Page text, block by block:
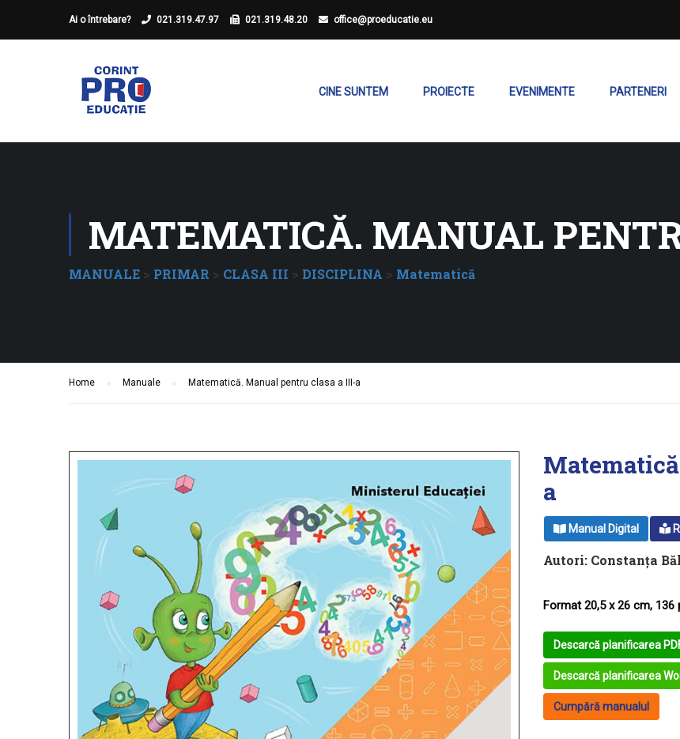
Ai o întrebare? 021.319.47.97 021.319.48.20 office@proeducatie.eu
CINE SUNTEM PROIECTE EVENIMENTE PARTENERI
MATEMATICĂ. MANUAL
MANUALE > PRIMAR > CLASA III > DISCIPLINA > Matematică
Home Manuale Matematică. Manual pentru clasa a III-a
a
Manual Digital
Autori: Constanţa
Format 20,5 x 26 cm, 136
Descarcă planificarea
Descarcă planificarea
Cumpără manualul